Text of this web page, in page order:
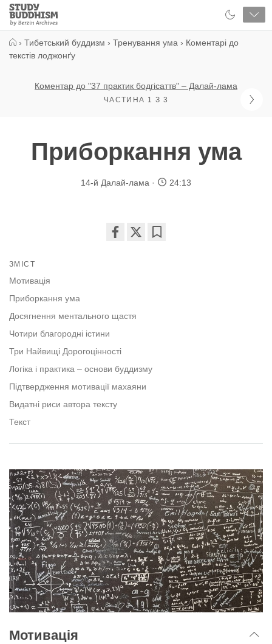
Close
Study
Buddhism
› Тибетський буддизм › Тренування ума › Коментарі до
текстів лоджонґу
Коментар до "37 практик бодгісаттв" – Далай-лама
ЧАСТИНА 1 З 3
Приборкання ума
14-й Далай-лама 24:13
ЗМІСТ
Мотивація
Приборкання ума
Досягнення ментального щастя
Чотири благородні істини
Три Найвищі Дорогоцінності
Логіка і практика – основи буддизму
Підтвердження мотивації махаяни
Видатні риси автора тексту
Текст
Мотивація